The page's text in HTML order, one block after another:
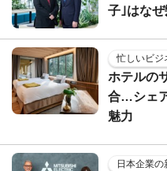
子｣はな
忙しいビジ
ホテルの
合…シェ
魅力
日本企業